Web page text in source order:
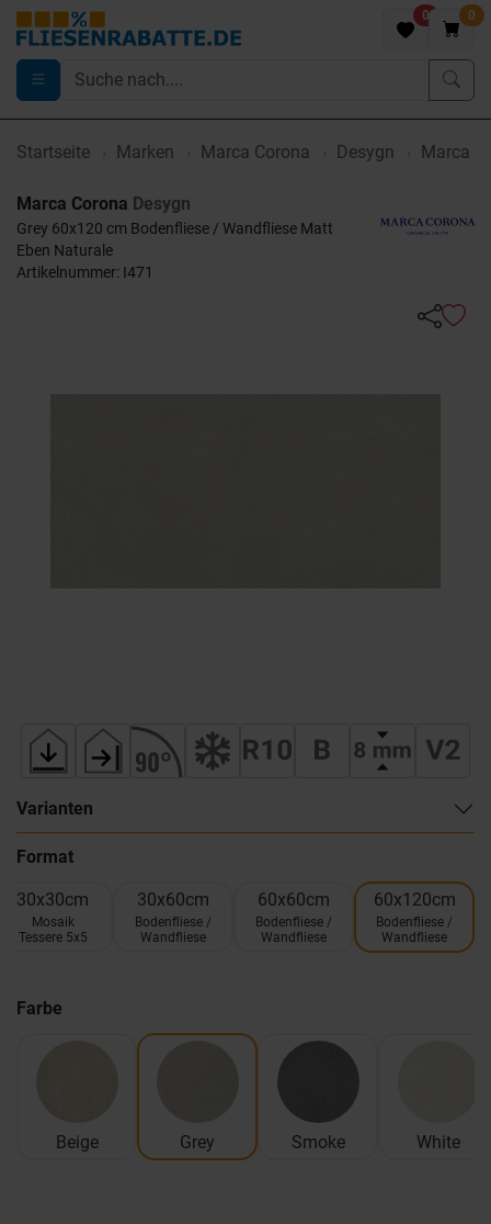
0 0
Startseite Marken Marca Corona Desygn Marca
Marca Corona Desygn
Grey 60x120 cm Bodenfliese / Wandfliese Matt
Eben Naturale
Artikelnummer: I471
Varianten
Format
30x30cm
Mosaik
Tessere 5x5
30x60cm
Bodenfliese /
Wandfliese
60x60cm
Bodenfliese /
Wandfliese
60x120cm
Bodenfliese /
Wandfliese
Farbe
Beige Grey Smoke White